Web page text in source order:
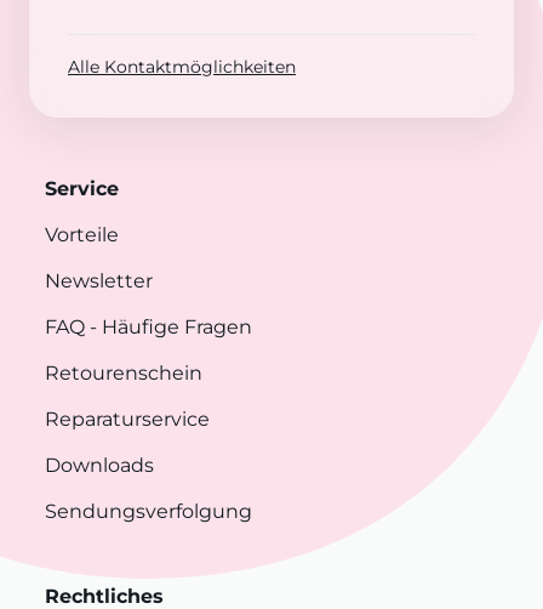
Alle Kontaktmöglichkeiten
Service
Vorteile
Newsletter
FAQ - Häufige Fragen
Retourenschein
Reparaturservice
Downloads
Sendungsverfolgung
Rechtliches